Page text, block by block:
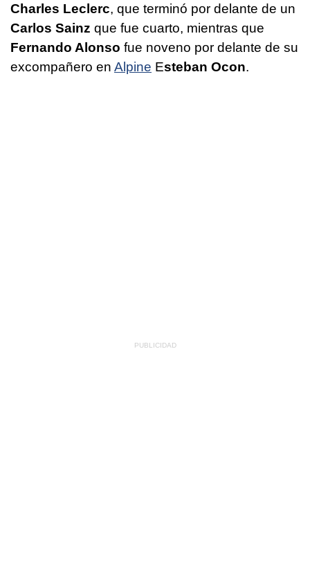
Charles Leclerc, que terminó por delante de un
Carlos Sainz que fue cuarto, mientras que
Fernando Alonso fue noveno por delante de su
excompañero en Alpine Esteban Ocon.